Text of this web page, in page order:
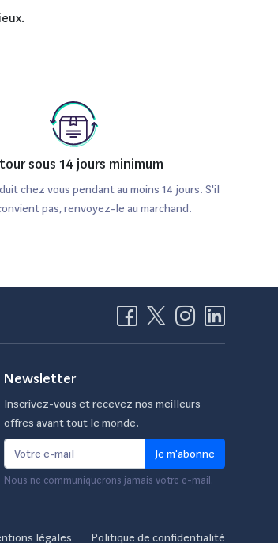
sous 14 jours minimum
chez vous pendant au moins 14 jours. S'il
pas, renvoyez-le au marchand.
Newsletter
Inscrivez-vous et recevez nos meilleurs
offres avant tout le monde.
Je m'abonne
Nous ne communiquerons jamais votre e-mail.
légales Politique de confidentialité